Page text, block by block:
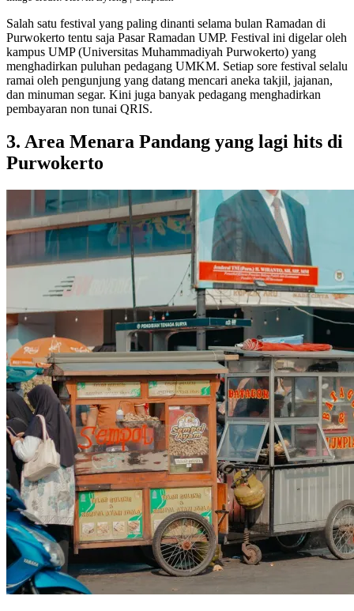
Salah satu festival yang paling dinanti selama bulan Ramadan di
Purwokerto tentu saja Pasar Ramadan UMP. Festival ini digelar oleh
kampus UMP (Universitas Muhammadiyah Purwokerto) yang
menghadirkan puluhan pedagang UMKM. Setiap sore festival selalu
ramai oleh pengunjung yang datang mencari aneka takjil, jajanan,
dan minuman segar. Kini juga banyak pedagang menghadirkan
pembayaran non tunai QRIS.
3. Area Menara Pandang yang lagi hits di
Purwokerto